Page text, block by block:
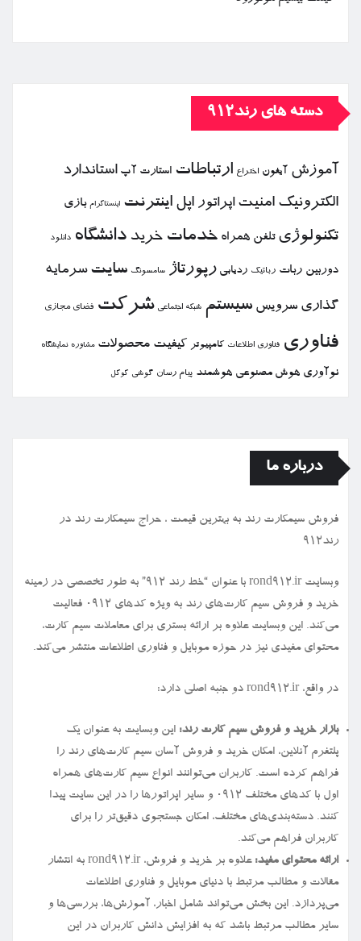
دسته های رند912
آموزش آیفون اختراع ارتباطات استارت آپ استاندارد
الكترونیك امنیت اپراتور اپل اینترنت اینستاگرام بازی
تكنولوژی تلفن همراه خدمات خرید دانشگاه دانلود
دوربین ربات رباتیك ردیابی رپورتاژ سامسونگ سایت سرمایه
گذاری سرویس سیستم شبكه اجتماعی شركت فضای مجازی
فناوری فناوری اطلاعات كامپیوتر كیفیت محصولات مشاوره نمایشگاه
نوآوری هوش مصنوعی هوشمند پیام رسان گوشی گوگل
درباره ما
فروش سیمكارت رند به بهترین قیمت ، حراج سیمكارت رند در
رند912
وبسایت rond912.ir با عنوان “خط رند ۹۱۲” به طور تخصصی در زمینه
خرید و فروش سیم کارت‌های رند به ویژه کدهای ۰۹۱۲ فعالیت
می‌کند. این وبسایت علاوه بر ارائه بستری برای معاملات سیم کارت،
محتوای مفیدی نیز در حوزه موبایل و فناوری اطلاعات منتشر می‌کند.
در واقع، rond912.ir دو جنبه اصلی دارد:
بازار خرید و فروش سیم کارت رند: این وبسایت به عنوان یک
پلتفرم آنلاین، امکان خرید و فروش آسان سیم کارت‌های رند را
فراهم کرده است. کاربران می‌توانند انواع سیم کارت‌های همراه
اول با کدهای مختلف ۰۹۱۲ و سایر اپراتورها را در این سایت پیدا
کنند. دسته‌بندی‌های مختلف، امکان جستجوی دقیق‌تر را برای
کاربران فراهم می‌کند.
ارائه محتوای مفید:
علاوه بر خرید و فروش، rond912.ir به انتشار
مقالات و مطالب مرتبط با دنیای موبایل و فناوری اطلاعات
می‌پردازد. این بخش می‌تواند شامل اخبار، آموزش‌ها، بررسی‌ها و
سایر مطالب مرتبط باشد که به افزایش دانش کاربران در این